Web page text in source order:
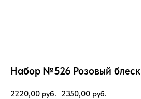
Набор №526 Розовый блеск
2220,00 руб. 2350,00 руб.